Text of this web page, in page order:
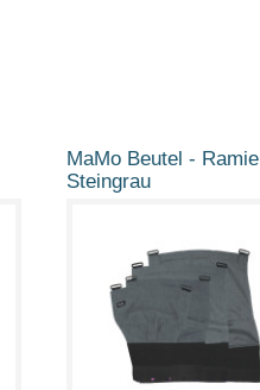
MaMo Beutel - Ramie
Steingrau